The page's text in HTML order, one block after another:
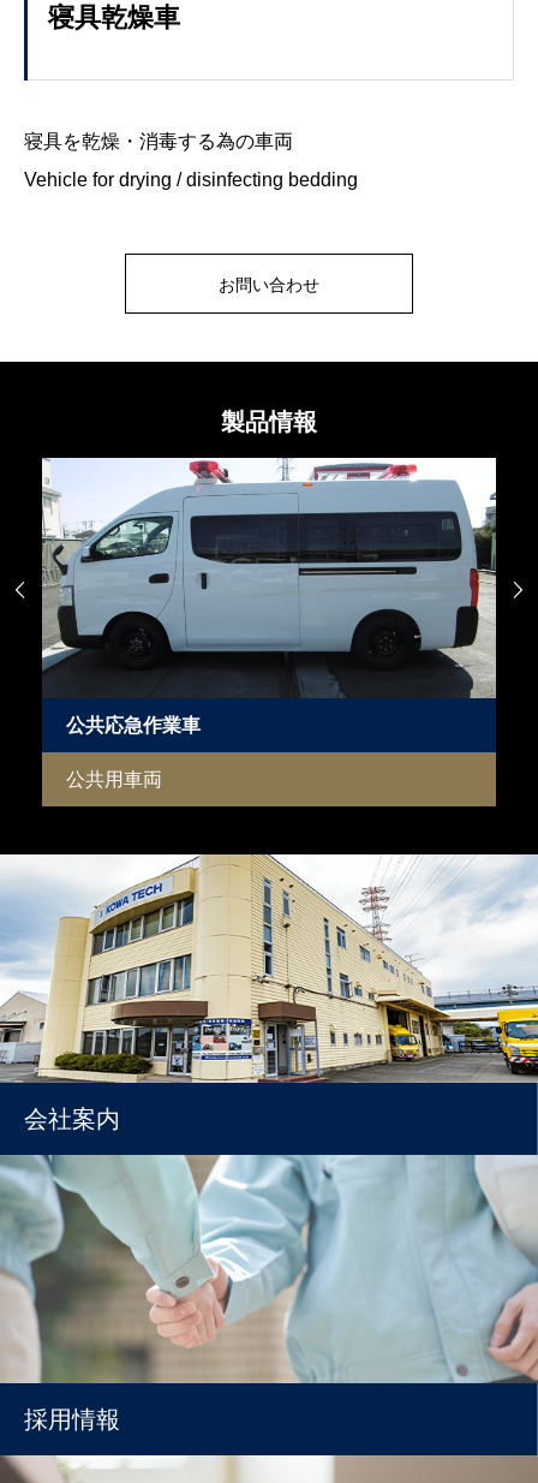
寝具乾燥車
寝具を乾燥・消毒する為の車両
Vehicle for drying / disinfecting bedding
お問い合わせ
製品情報
公共応急作業車
公共用車両
 
会社案内
採用情報